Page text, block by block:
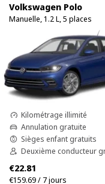
Volkswagen Polo
Manuelle, 1.2 L, 5 places
Kilométrage illimité
Annulation gratuite
Sièges enfant gratuits
Deuxième conducteur
€22.81
€159.69 / 7 jours